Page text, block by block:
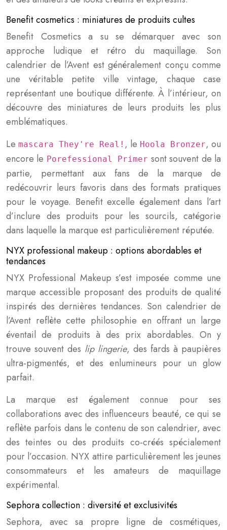
Benefit cosmetics : miniatures de produits cultes
Benefit Cosmetics a su se démarquer avec son
approche ludique et rétro du maquillage. Son
calendrier de l’Avent est généralement conçu comme
une véritable petite ville vintage, chaque case
représentant une boutique différente. À l’intérieur, on
découvre des miniatures de leurs produits les plus
emblématiques.
Le mascara They're Real! , le Hoola Bronzer, ou
encore le Porefessional Primer sont souvent de la
partie, permettant aux fans de la marque de
redécouvrir leurs favoris dans des formats pratiques
pour le voyage. Benefit excelle également dans l’art
d’inclure des produits pour les sourcils, catégorie
dans laquelle la marque est particulièrement réputée.
NYX professional makeup : options abordables et
tendances
NYX Professional Makeup s’est imposée comme une
marque accessible proposant des produits de qualité
inspirés des dernières tendances. Son calendrier de
l’Avent reflète cette philosophie en offrant un large
éventail de produits à des prix abordables. On y
trouve souvent des lip lingerie, des fards à paupières
ultra-pigmentés, et des enlumineurs pour un glow
parfait.
La marque est également connue pour ses
collaborations avec des influenceurs beauté, ce qui se
reflète parfois dans le contenu de son calendrier, avec
des teintes ou des produits co-créés spécialement
pour l’occasion. NYX attire particulièrement les jeunes
consommateurs et les amateurs de maquillage
expérimental.
Sephora collection : diversité et exclusivités
Sephora, avec sa propre ligne de cosmétiques,